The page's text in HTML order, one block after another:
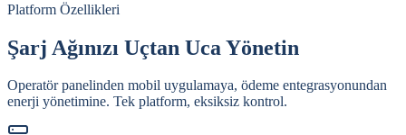
Platform Özellikleri
Şarj Ağınızı Uçtan Uca Yönetin
Operatör panelinden mobil uygulamaya, ödeme entegrasyonundan
enerji yönetimine. Tek platform, eksiksiz kontrol.